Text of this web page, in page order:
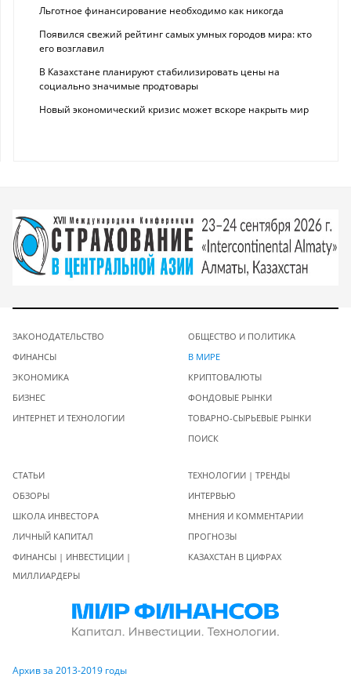
Льготное финансирование необходимо как никогда
Появился свежий рейтинг самых умных городов мира: кто
его возглавил
В Казахстане планируют стабилизировать цены на
социально значимые продтовары
Новый экономический кризис может вскоре накрыть мир
ЗАКОНОДАТЕЛЬСТВО
ФИНАНСЫ
ЭКОНОМИКА
БИЗНЕС
ИНТЕРНЕТ И ТЕХНОЛОГИИ
ОБЩЕСТВО И ПОЛИТИКА
В МИРЕ
КРИПТОВАЛЮТЫ
ФОНДОВЫЕ РЫНКИ
ТОВАРНО-СЫРЬЕВЫЕ РЫНКИ
ПОИСК
СТАТЬИ
ОБЗОРЫ
ШКОЛА ИНВЕСТОРА
ЛИЧНЫЙ КАПИТАЛ
ФИНАНСЫ | ИНВЕСТИЦИИ |
МИЛЛИАРДЕРЫ
ТЕХНОЛОГИИ | ТРЕНДЫ
ИНТЕРВЬЮ
МНЕНИЯ И КОММЕНТАРИИ
ПРОГНОЗЫ
КАЗАХСТАН В ЦИФРАХ
Архив за 2013-2019 годы